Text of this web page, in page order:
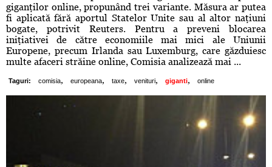
giganţilor online, propunând trei variante. Măsura ar putea
fi aplicată fără aportul Statelor Unite sau al altor naţiuni
bogate, potrivit Reuters. Pentru a preveni blocarea
iniţiativei de către economiile mai mici ale Uniunii
Europene, precum Irlanda sau Luxemburg, care găzduiesc
multe afaceri străine online, Comisia analizează mai ...
Taguri: comisia, europeana, taxe, venituri, giganti, online